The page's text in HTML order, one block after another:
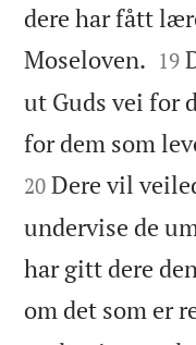
dere har fått
Moseloven. 

19
ut Guds vei for
for dem som
20 Dere vil
undervise de
har gitt dere
om det som er